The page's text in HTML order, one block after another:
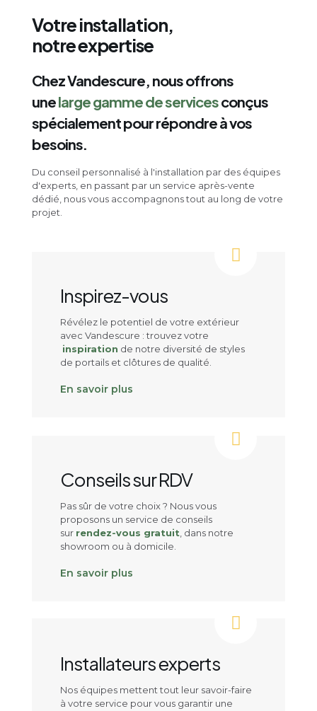
Votre installation,
notre expertise
Chez Vandescure, nous offrons
unelarge gamme de servicesconçus
spécialement pour répondre à vos
besoins.
Du conseil personnalisé à l'installation par des équipes
d'experts, en passant par un service après-vente
dédié, nous vous accompagnons tout au long de votre
projet.
Inspirez-vous
Révélez le potentiel de votre extérieur
avec Vandescure : trouvez votre
inspiration de notre diversité de styles
de portails et clôtures de qualité.
En savoir plus
Conseils sur RDV
Pas sûr de votre choix ? Nous vous
proposons un service de conseils
sur rendez-vous gratuit, dans notre
showroom ou à domicile.
En savoir plus
Installateurs experts
Nos équipes mettent tout leur savoir-faire
à votre service pour vous garantir une